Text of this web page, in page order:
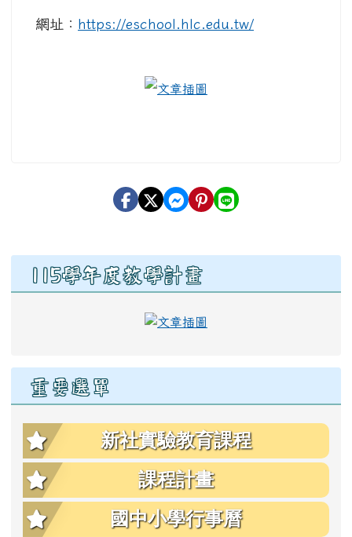
網址： https://eschool.hlc.edu.tw/
右邊區域內容
115學年度教學計畫
重要選單
新社實驗教育課程
課程計畫
國中小學行事曆